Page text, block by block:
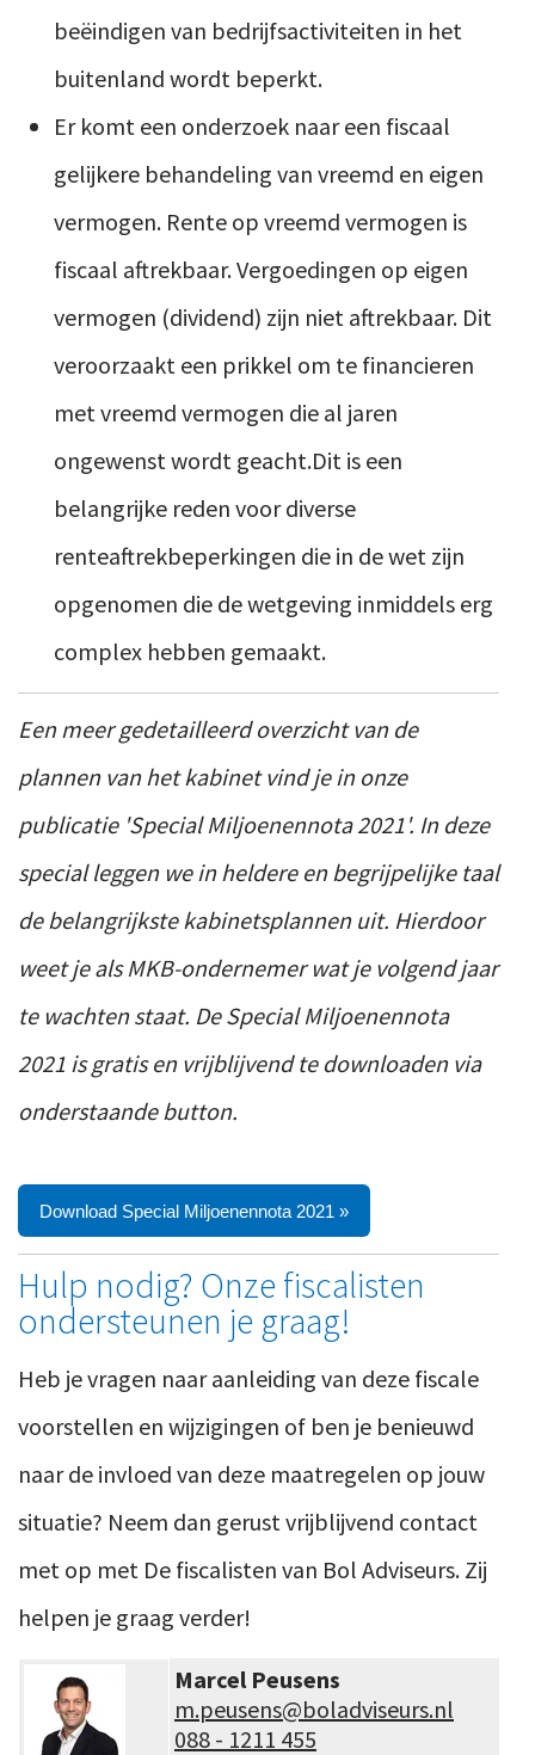
beëindigen van bedrijfsactiviteiten in het
buitenland wordt beperkt.
Er komt een onderzoek naar een fiscaal
gelijkere behandeling van vreemd en eigen
vermogen. Rente op vreemd vermogen is
fiscaal aftrekbaar. Vergoedingen op eigen
vermogen (dividend) zijn niet aftrekbaar. Dit
veroorzaakt een prikkel om te financieren
met vreemd vermogen die al jaren
ongewenst wordt geacht.Dit is een
belangrijke reden voor diverse
renteaftrekbeperkingen die in de wet zijn
opgenomen die de wetgeving inmiddels erg
complex hebben gemaakt.
Een meer gedetailleerd overzicht van de
plannen van het kabinet vind je in onze
publicatie 'Special Miljoenennota 2021'. In deze
special leggen we in heldere en begrijpelijke taal
de belangrijkste kabinetsplannen uit. Hierdoor
weet je als MKB-ondernemer wat je volgend jaar
te wachten staat. De Special Miljoenennota
2021 is gratis en vrijblijvend te downloaden via
onderstaande button.
Download Special Miljoenennota 2021 »
Hulp nodig? Onze fiscalisten
ondersteunen je graag!
Heb je vragen naar aanleiding van deze fiscale
voorstellen en wijzigingen of ben je benieuwd
naar de invloed van deze maatregelen op jouw
situatie? Neem dan gerust vrijblijvend contact
met op met De fiscalisten van Bol Adviseurs. Zij
helpen je graag verder!
Marcel Peusens
m.peusens@boladviseurs.nl
088 - 1211 455